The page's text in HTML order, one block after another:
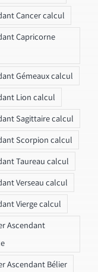
Cancer calcul
Capricorne
Gémeaux calcul
Lion calcul
Sagittaire calcul
Scorpion calcul
Taureau calcul
Verseau calcul
Vierge calcul
Ascendant
Ascendant Bélier